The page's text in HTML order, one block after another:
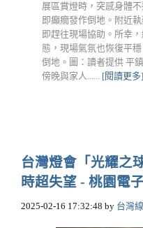
展區賞燈時，突感身體
即癲癇發作倒地。附近
即趕往現場協助。所幸
態，現場氣氛也恢復平
倒地。圖：讀者提供 平
傍晚與家人...... [閱讀更多]
台灣燈會「光耀之
時超失望 - 桃園電
2025-02-16 17:32:48 by 台灣